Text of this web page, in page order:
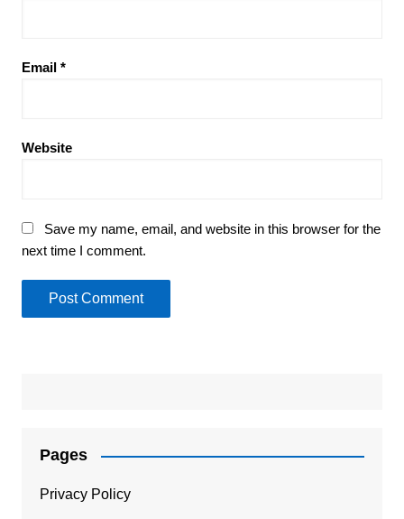
Email *
Website
Save my name, email, and website in this browser for the
next time I comment.
Pages
Privacy Policy